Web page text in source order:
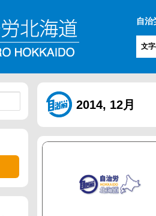
自治
文
2014, 12月